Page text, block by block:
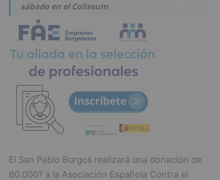
sábado en el Coliseum
El San Pablo Burgos realizará una donación de
60.000? a la Asociación Española Contra el